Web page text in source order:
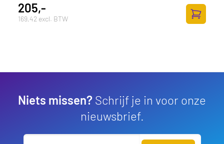
205,-
169,42 excl. BTW
Zum
Niets missen? Schrijf je in voor onze
nieuwsbrief.